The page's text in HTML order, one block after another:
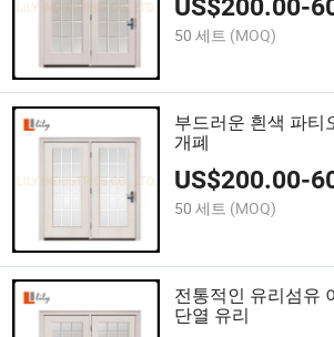
US$200.00-
50 세트 (MOQ)
부드러운 흰색 파티
개폐
US$200.00-
50 세트 (MOQ)
전통적인 유리섬유
단열 유리